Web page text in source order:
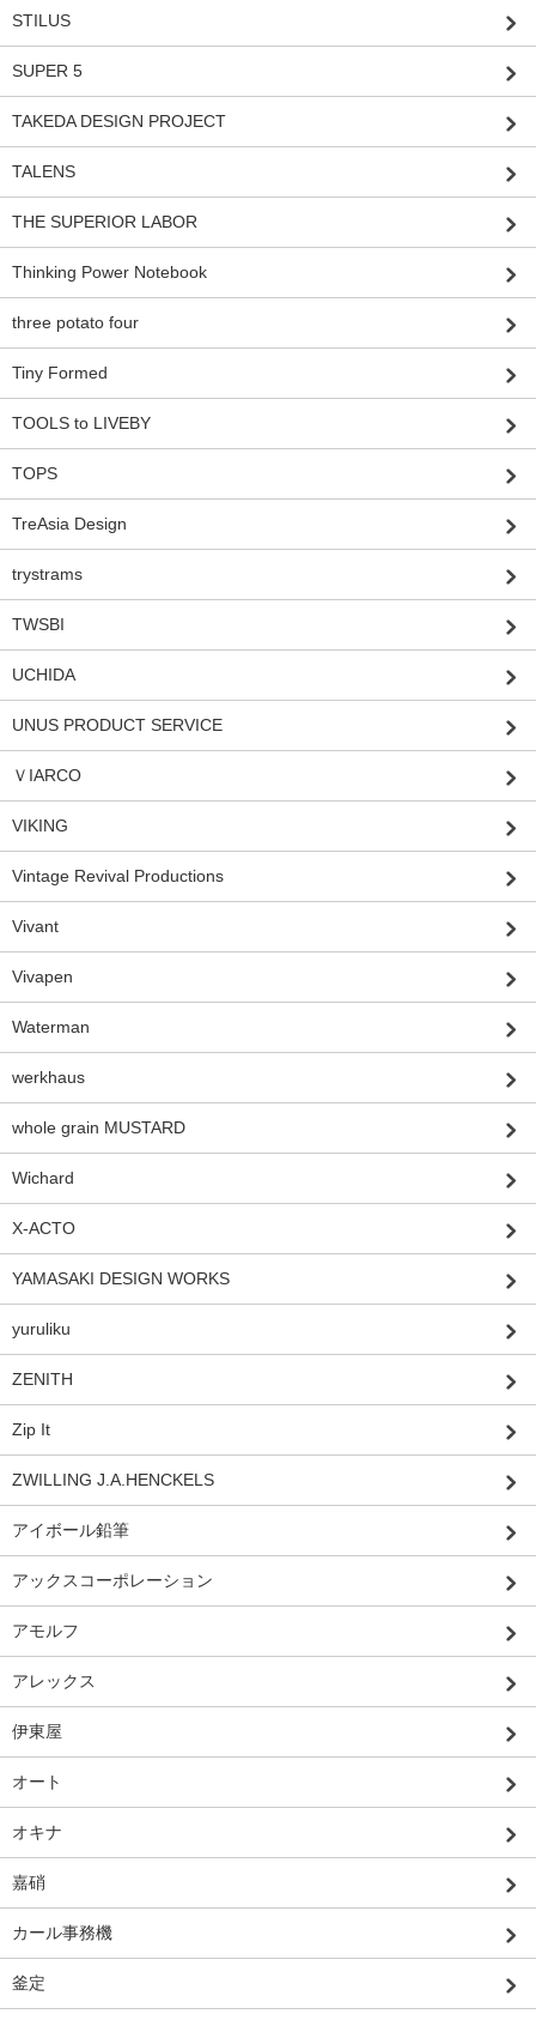
STILUS
SUPER 5
TAKEDA DESIGN PROJECT
TALENS
THE SUPERIOR LABOR
Thinking Power Notebook
three potato four
Tiny Formed
TOOLS to LIVEBY
TOPS
TreAsia Design
trystrams
TWSBI
UCHIDA
UNUS PRODUCT SERVICE
ＶIARCO
VIKING
Vintage Revival Productions
Vivant
Vivapen
Waterman
werkhaus
whole grain MUSTARD
Wichard
X-ACTO
YAMASAKI DESIGN WORKS
yuruliku
ZENITH
Zip It
ZWILLING J.A.HENCKELS
アイボール鉛筆
アックスコーポレーション
アモルフ
アレックス
伊東屋
オート
オキナ
嘉硝
カール事務機
釜定